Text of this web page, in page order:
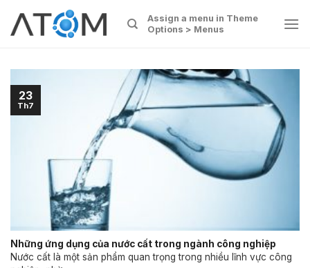
content
Assign a menu in Theme
Options > Menus
Những ứng dụng của nước cất trong ngành công nghiệp
Nước cất là một sản phẩm quan trọng trong nhiều lĩnh vực công
23
Th7